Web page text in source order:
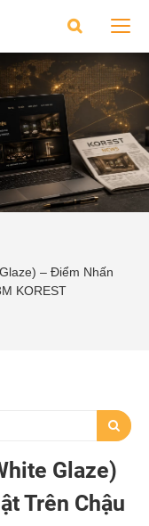
– Điểm Nhấn
KOREST
Glaze)
Trên Chậu